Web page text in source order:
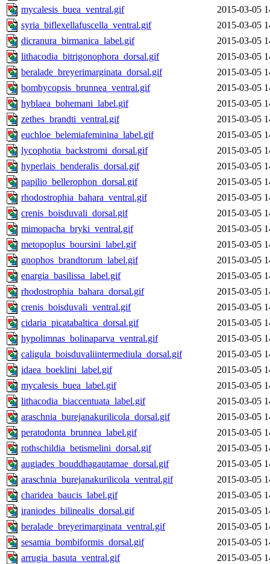
mycalesis_buea_ventral.gif
2015-03-05
syria_biflexellafuscella_ventral.gif
2015-03-05
dicranura_birmanica_label.gif
2015-03-05
lithacodia_bitrigonophora_dorsal.gif
2015-03-05
beralade_breyerimarginata_dorsal.gif
2015-03-05
bombycopsis_brunnea_ventral.gif
2015-03-05
hyblaea_bohemani_label.gif
2015-03-05
zethes_brandti_ventral.gif
2015-03-05
euchloe_belemiafeminina_label.gif
2015-03-05
lycophotia_backstromi_dorsal.gif
2015-03-05
hyperlais_benderalis_dorsal.gif
2015-03-05
papilio_bellerophon_dorsal.gif
2015-03-05
rhodostrophia_bahara_ventral.gif
2015-03-05
crenis_boisduvali_dorsal.gif
2015-03-05
mimopacha_bryki_ventral.gif
2015-03-05
metopoplus_boursini_label.gif
2015-03-05
gnophos_brandtorum_label.gif
2015-03-05
enargia_basilissa_label.gif
2015-03-05
rhodostrophia_bahara_dorsal.gif
2015-03-05
crenis_boisduvali_ventral.gif
2015-03-05
cidaria_picatabaltica_dorsal.gif
2015-03-05
hypolimnas_bolinaparva_ventral.gif
2015-03-05
caligula_boisduvaliintermediula_dorsal.gif
2015-03-05
idaea_boeklini_label.gif
2015-03-05
mycalesis_buea_label.gif
2015-03-05
lithacodia_biaccentuata_label.gif
2015-03-05
araschnia_burejanakurilicola_dorsal.gif
2015-03-05
peratodonta_brunnea_label.gif
2015-03-05
rothschildia_betismelini_dorsal.gif
2015-03-05
augiades_bouddhagautamae_dorsal.gif
2015-03-05
araschnia_burejanakurilicola_ventral.gif
2015-03-05
charidea_baucis_label.gif
2015-03-05
iraniodes_bilinealis_dorsal.gif
2015-03-05
beralade_breyerimarginata_ventral.gif
2015-03-05
sesamia_bombiformis_dorsal.gif
2015-03-05
arrugia_basuta_ventral.gif
2015-03-05